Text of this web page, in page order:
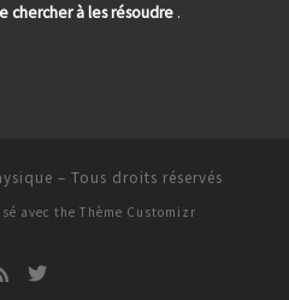
chercher à les résoudre.
– Tous droits réservés
avec the Thème Customizr